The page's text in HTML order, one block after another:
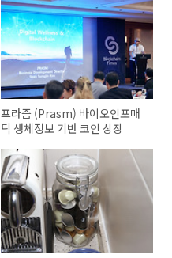
프라즘 (Prasm) 바이오인포매
틱 생체정보 기반 코인 상장